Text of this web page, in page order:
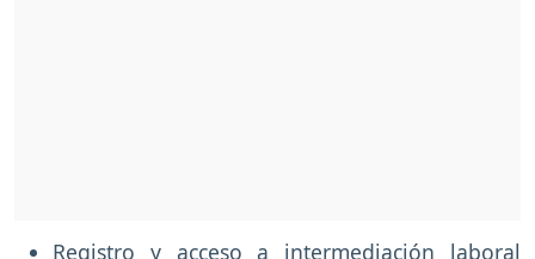
Registro y acceso a intermediación laboral